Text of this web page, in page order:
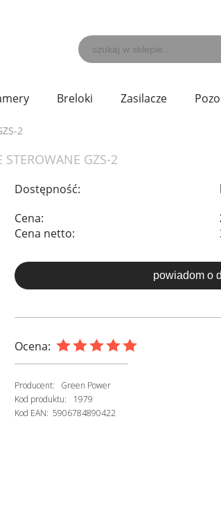
Breloki Zasilacze
2
GZS-2
Dostępność:
Cena:
Cena netto:
powiadom o
Ocena:
Producent:
Green Power
Kod produktu:
1979
Kod EAN: 5906784890422